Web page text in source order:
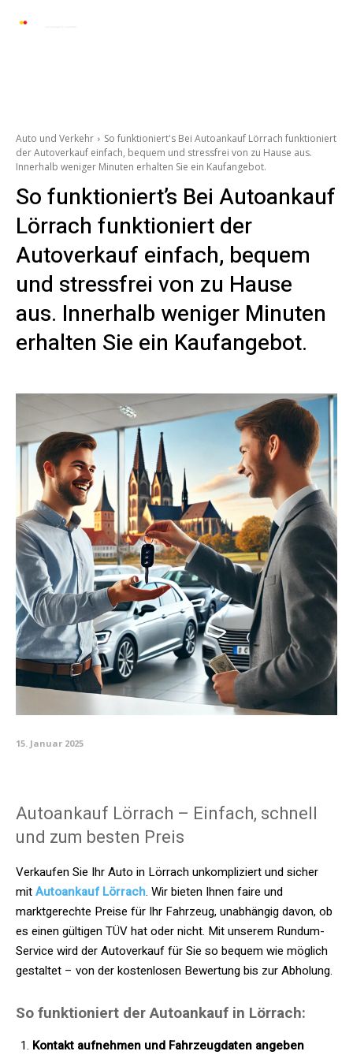
Auto und Verkehr
So funktioniert's Bei Autoankauf Lörrach funktioniert
der Autoverkauf einfach, bequem und stressfrei von zu Hause aus.
Innerhalb weniger Minuten erhalten Sie ein Kaufangebot.
So funktioniert’s Bei Autoankauf
Lörrach funktioniert der
Autoverkauf einfach, bequem
und stressfrei von zu Hause
aus. Innerhalb weniger Minuten
erhalten Sie ein Kaufangebot.
15. Januar 2025
Autoankauf Lörrach – Einfach, schnell
und zum besten Preis
Verkaufen Sie Ihr Auto in Lörrach unkompliziert und sicher
mitAutoankauf Lörrach. Wir bieten Ihnen faire und
marktgerechte Preise für Ihr Fahrzeug, unabhängig davon, ob
es einen gültigen TÜV hat oder nicht. Mit unserem Rundum-
Service wird der Autoverkauf für Sie so bequem wie möglich
gestaltet – von der kostenlosen Bewertung bis zur Abholung.
So funktioniert der Autoankauf in Lörrach:
Kontakt aufnehmen und Fahrzeugdaten angeben